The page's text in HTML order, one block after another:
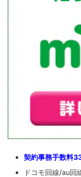
契約事務手数料
ドコモ回線/au回